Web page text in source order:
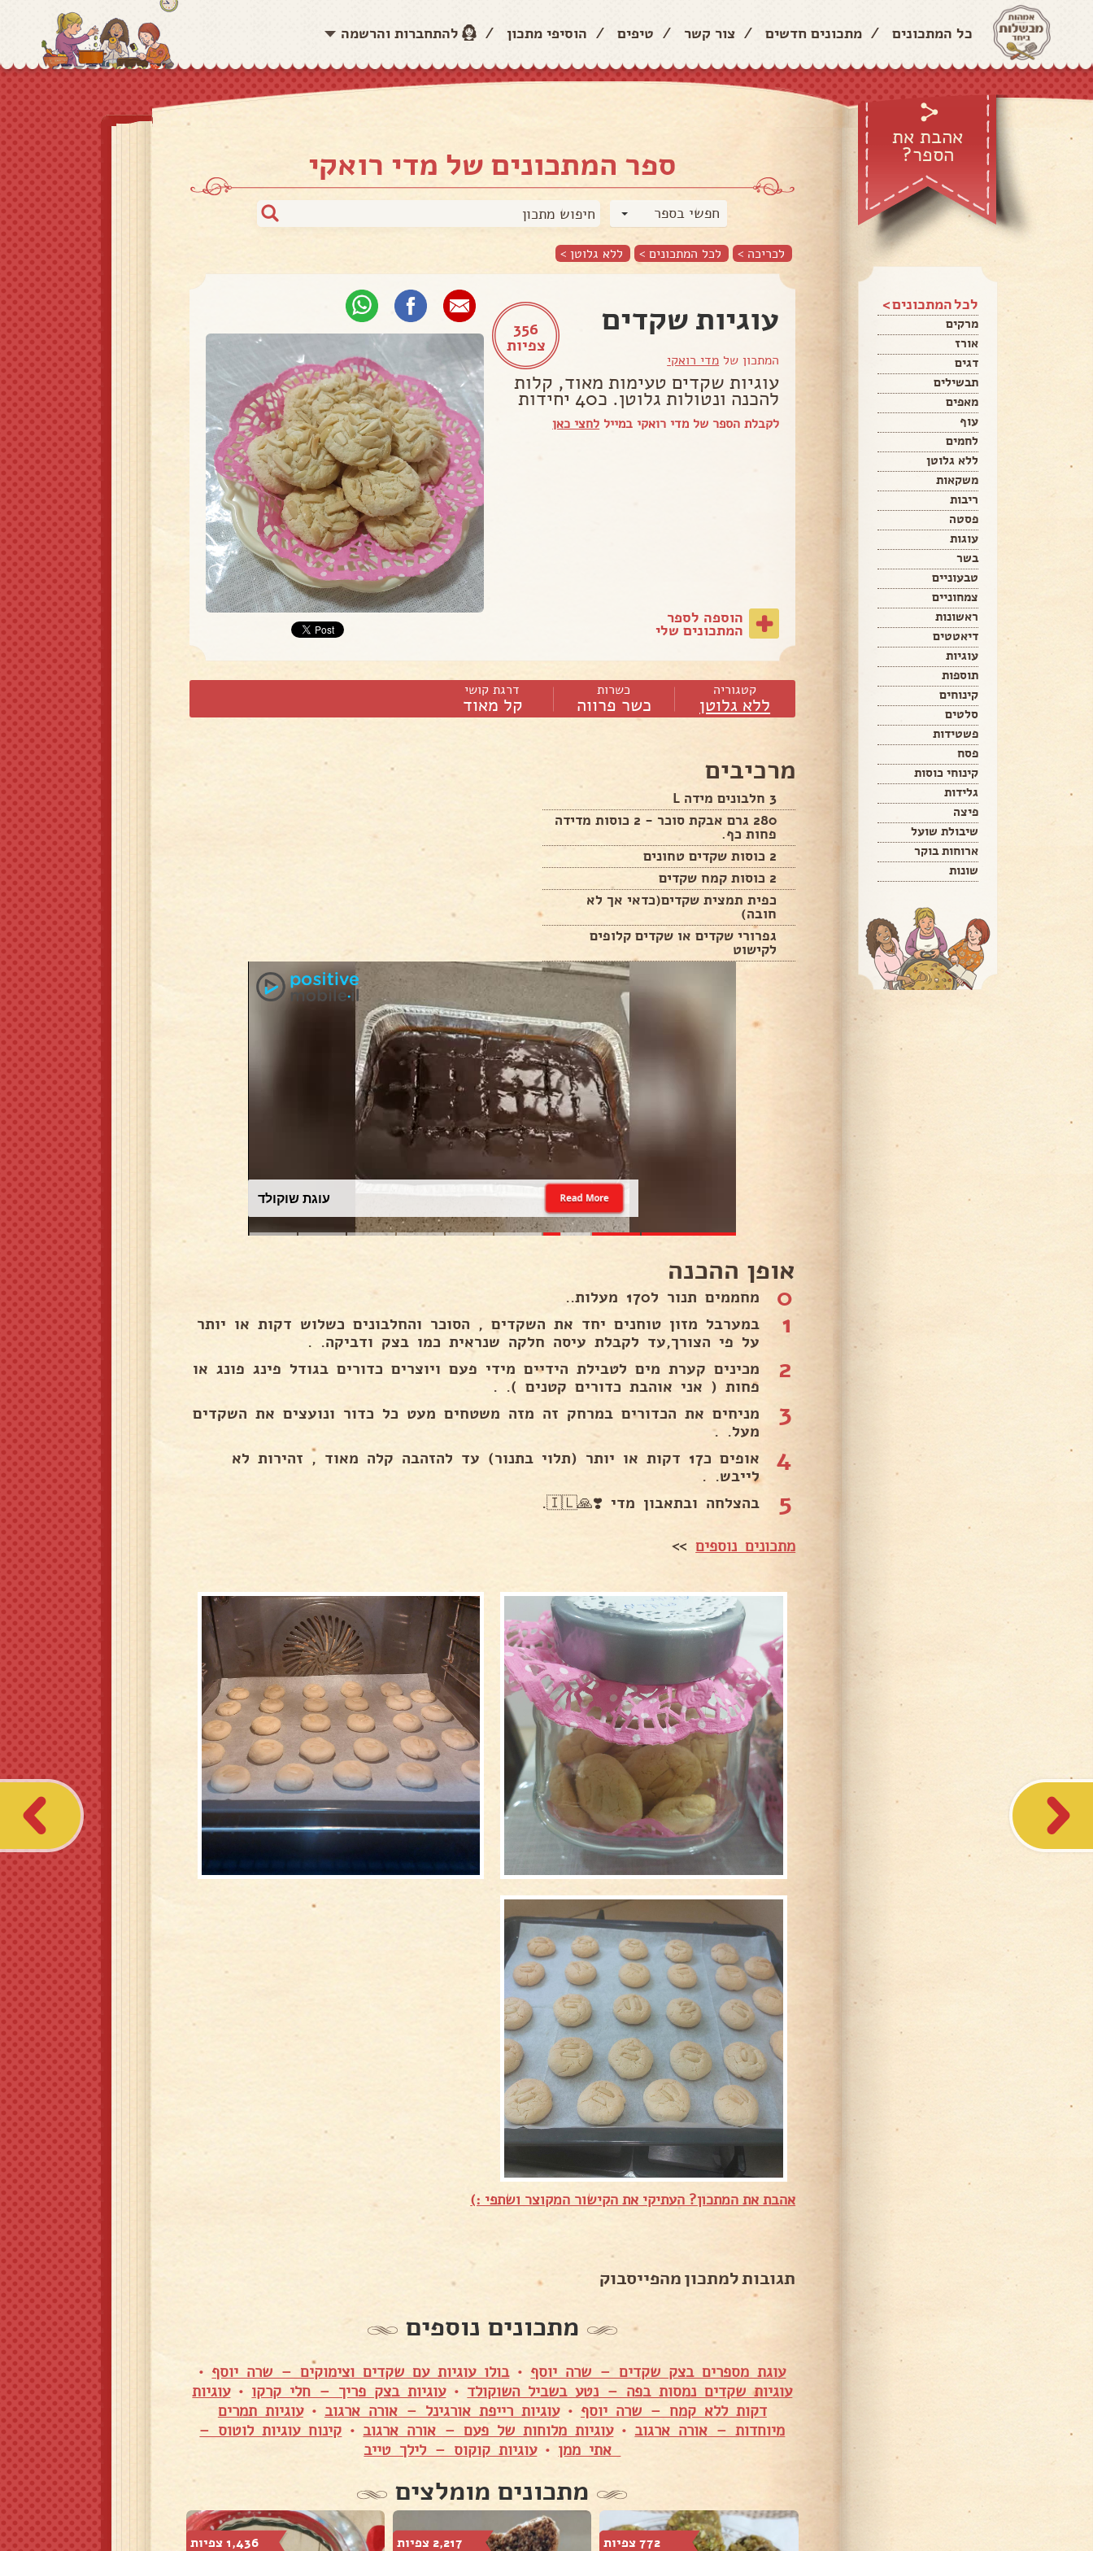
כל המתכונים / מתכונים חדשים / צור קשר / טיפים / הוסיפי מתכון / להתחברות והרשמה
אהבת את
הספר?
לכל המתכונים >
מרקים
אורז
דגים
תבשילים
מאפים
עוף
לחמים
ללא גלוטן
משקאות
ריבות
פסטה
עוגות
בשר
טבעוניים
צמחוניים
ראשונות
דיאטטים
עוגיות
תוספות
קינוחים
סלטים
פשטידות
פסח
קינוחי כוסות
גלידות
פיצה
שיבולת שועל
ארוחות בוקר
שונות
ספר המתכונים של מדי רואקי
חפשי בספר
לכריכה > לכל המתכונים > ללא גלוטן >
356
צפיות
עוגיות שקדים
המתכון של מדי רואקי
עוגיות שקדים טעימות מאוד, קלות
להכנה ונטולות גלוטן. כ40 יחידות
לקבלת הספר של מדי רואקי במייל לחצי כאן
הוספה לספר
המתכונים שלי
קטגוריה
ללא גלוטן
כשרות
כשר פרווה
דרגת קושי
קל מאוד
מרכיבים
3 חלבונים מידה L
280 גרם אבקת סוכר - 2 כוסות מדידה
פחות כף.
2 כוסות שקדים טחונים
2 כוסות קמח שקדים
כפית תמצית שקדים(כדאי אך לא
חובה)
גפרורי שקדים או שקדים קלופים
לקישוט
עוגת שוקולד Read More
אופן ההכנה
0 מחממים תנור ל170 מעלות..
1
במערבל מזון טוחנים יחד את השקדים , הסוכר והחלבונים כשלוש דקות או יותר
על פי הצורך,עד לקבלת עיסה חלקה שנראית כמו בצק ודביקה. .
2
מכינים קערת מים לטבילת הידיים מידי פעם ויוצרים כדורים בגודל פינג פונג או
פחות ( אני אוהבת כדורים קטנים ). .
3
מניחים את הכדורים במרחק זה מזה משטחים מעט כל כדור ונועצים את השקדים
מעל. .
4
אופים כ17 דקות או יותר (תלוי בתנור) עד להזהבה קלה מאוד , זהירות לא
לייבש. .
5 בהצלחה ובתאבון מדי ❣️🙏🇮🇱.
מתכונים נוספים>>
אהבת את המתכון? העתיקי את הקישור המקוצר ושתפי :)
תגובות למתכון מהפייסבוק
מתכונים נוספים
עוגת מספרים בצק שקדים – שרה יוסף•בולו עוגיות עם שקדים וצימוקים – שרה יוסף•
עוגיות שקדים נמסות בפה – נטע בשביל השוקולד•עוגיות בצק פריך – חלי קרקו•עוגיות
דקות ללא קמח – שרה יוסף •עוגיות רייפת אורגינל – אורה ארגוב •עוגיות תמרים
מיוחדות – אורה ארגוב•עוגיות מלוחות של פעם – אורה ארגוב•קינוח עוגיות לוטוס –
אתי ממן•עוגיות קוקוס – לילך טייב
מתכונים מומלצים
772 צפיות 2,217 צפיות 1,436 צפיות